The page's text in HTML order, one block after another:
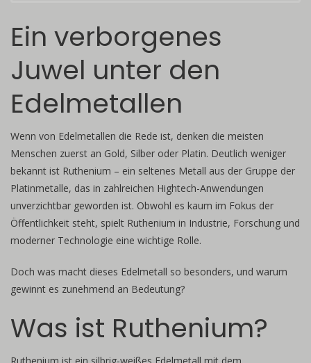
Ein verborgenes
Juwel unter den
Edelmetallen
Wenn von Edelmetallen die Rede ist, denken die meisten
Menschen zuerst an Gold, Silber oder Platin. Deutlich weniger
bekannt ist Ruthenium – ein seltenes Metall aus der Gruppe der
Platinmetalle, das in zahlreichen Hightech-Anwendungen
unverzichtbar geworden ist. Obwohl es kaum im Fokus der
Öffentlichkeit steht, spielt Ruthenium in Industrie, Forschung und
moderner Technologie eine wichtige Rolle.
Doch was macht dieses Edelmetall so besonders, und warum
gewinnt es zunehmend an Bedeutung?
Was ist Ruthenium?